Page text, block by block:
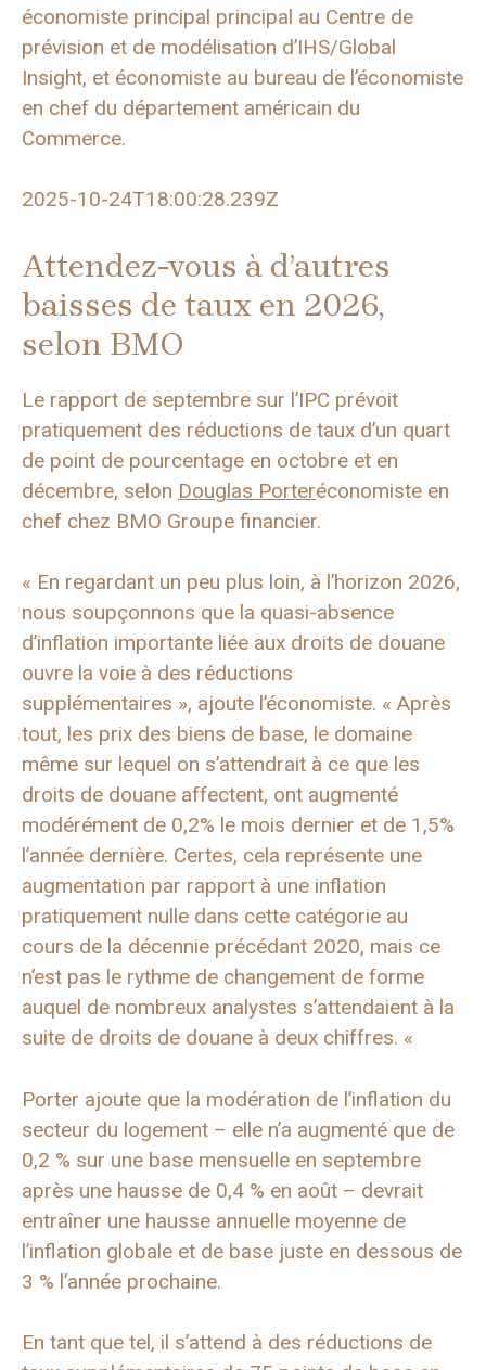
économiste principal principal au Centre de
prévision et de modélisation d’IHS/Global
Insight, et économiste au bureau de l’économiste
en chef du département américain du
Commerce.
2025-10-24T18:00:28.239Z
Attendez-vous à d’autres
baisses de taux en 2026,
selon BMO
Le rapport de septembre sur l’IPC prévoit
pratiquement des réductions de taux d’un quart
de point de pourcentage en octobre et en
décembre, selon Douglas Porteréconomiste en
chef chez BMO Groupe financier.
« En regardant un peu plus loin, à l’horizon 2026,
nous soupçonnons que la quasi-absence
d’inflation importante liée aux droits de douane
ouvre la voie à des réductions
supplémentaires », ajoute l’économiste. « Après
tout, les prix des biens de base, le domaine
même sur lequel on s’attendrait à ce que les
droits de douane affectent, ont augmenté
modérément de 0,2% le mois dernier et de 1,5%
l’année dernière. Certes, cela représente une
augmentation par rapport à une inflation
pratiquement nulle dans cette catégorie au
cours de la décennie précédant 2020, mais ce
n’est pas le rythme de changement de forme
auquel de nombreux analystes s’attendaient à la
suite de droits de douane à deux chiffres. «
Porter ajoute que la modération de l’inflation du
secteur du logement – ​​elle n’a augmenté que de
0,2 % sur une base mensuelle en septembre
après une hausse de 0,4 % en août – devrait
entraîner une hausse annuelle moyenne de
l’inflation globale et de base juste en dessous de
3 % l’année prochaine.
En tant que tel, il s’attend à des réductions de